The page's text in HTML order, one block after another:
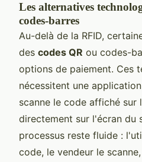
Les alternatives
codes-barres
Au-delà de la RFID,
des codes QR ou codes-
options de paiement. Ces
nécessitent une
scanne le code affiché sur
directement sur l'écran du
processus reste fluide :
code, le vendeur le